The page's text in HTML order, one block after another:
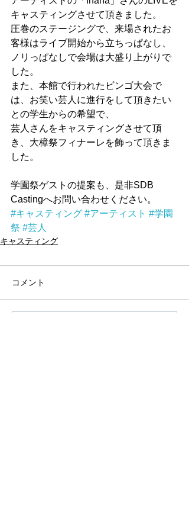
キャスティングさせて頂きました。
圧巻のステージングで、来場されたお
客様はライブ開始から立ちっぱなし、
ノリっぱなしで会場は大盛り上がりで
した。
また、本館で行われたビンゴ大会で
は、お笑い芸人に進行をして頂きたい
との学生からの希望で、
芸人さんをキャスティングさせて頂
き、大樟祭フィナーレを飾って頂きま
した。
学園祭ゲストの提案も、是非SDB
Castingへお問い合わせください。
#キャスティング #アーティスト #学園
祭 #芸人
キャスティング
コメント